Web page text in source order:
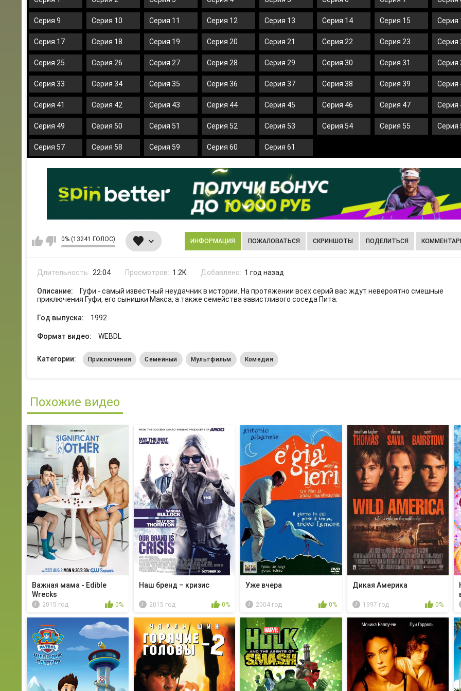
Серия 9 Серия 10 Серия 11 Серия 12 Серия 13 Серия 14 Серия 15 Серия
Серия 17 Серия 18 Серия 19 Серия 20 Серия 21 Серия 22 Серия 23 Серия
Серия 25 Серия 26 Серия 27 Серия 28 Серия 29 Серия 30 Серия 31 Серия
Серия 33 Серия 34 Серия 35 Серия 36 Серия 37 Серия 38 Серия 39 Серия
Серия 41 Серия 42 Серия 43 Серия 44 Серия 45 Серия 46 Серия 47 Серия
Серия 49 Серия 50 Серия 51 Серия 52 Серия 53 Серия 54 Серия 55 Серия
Серия 57 Серия 58 Серия 59 Серия 60 Серия 61
0% (13241 ГОЛОС) ИНФОРМАЦИЯ ПОЖАЛОВАТЬСЯ СКРИНШОТЫ ПОДЕЛИТЬСЯ
Длительность: 22:04 Просмотров: 1.2K Добавлено: 1 год назад
Описание:
Гуфи - самый известный неудачник в истории. На протяжении всех серий вас ждут невероятно смешные
приключения Гуфи, его сынишки Макса, а также семейства завистливого соседа Пита.
Год выпуска: 1992
Формат видео: WEBDL
Категории: Приключения Семейный Мультфильм Комедия
Похожие видео
Важная мама - Edible
Wrecks
2015 год 0%
Наш бренд – кризис
2015 год 0%
Уже вчера
2004 год 0%
Дикая Америка
1997 год 0%